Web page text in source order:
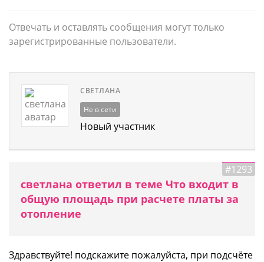
Отвечать и оставлять сообщения могут только
зарегистрированные пользователи.
СВЕТЛАНА
Не в сети
Новый участник
#1293
светлана ответил в теме Что входит в
общую площадь при расчете платы за
отопление
Здравствуйте! подскажите пожалуйста, при подсчёте